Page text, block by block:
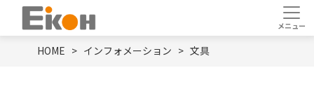
HOME インフォメーション 文具